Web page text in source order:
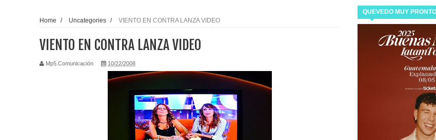
FONSECA LANZA “VENGA LO QUE VENGA” JUNTO AL GRUPO VENEZOLANO, GANADOR DEL GRAMMY®
2025, RAWAYANA UNA COLABORACIÓN ORGÁNICA QUE INVITA A LA ESPERANZA, EL AMOR Y LA
RESISTENCIA ANTE LAS ADVERSIDADES EL TEMA HACE PARTE DEL PRÓXIMO ÁLBUM DE FONSECA
CARÍN LEÓN ARRASA EN EL FESTIVAL DE VIÑA 2025 Y CONQUISTA AL “MONSTRUO” CON SU ESTILO ÚNICO
Llega el esperado tercer video documental de la Serie de Rescate Musical: “Guatemala Romántica”
Andres Parra Tour Venga que si es pa’ eso
QUEVEDO MUY
Home / Uncategories / VIENTO EN CONTRA LANZA VIDEO
VIENTO EN CONTRA LANZA VIDEO
Mp5.Comunicación 10/22/2008